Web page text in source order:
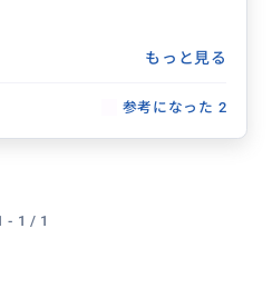
もっと見る
参考になった 2
- 1 / 1